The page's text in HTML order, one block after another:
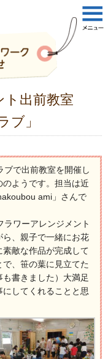
出前教室
ブ」
で出前教室を開催し
ようです。担当は近
ami」さんで
ワーアレンジメント
、親子で一緒にお花
敵な作品が完成して
、笹の葉に見立てた
書きました）大満足
してくれることと思